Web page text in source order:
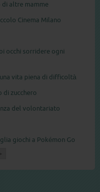
di altre mamme
Cinema Milano
occhi sorridere ogni
una vita piena di difficoltà
di zucchero
del volontariato
giochi a Pokémon Go